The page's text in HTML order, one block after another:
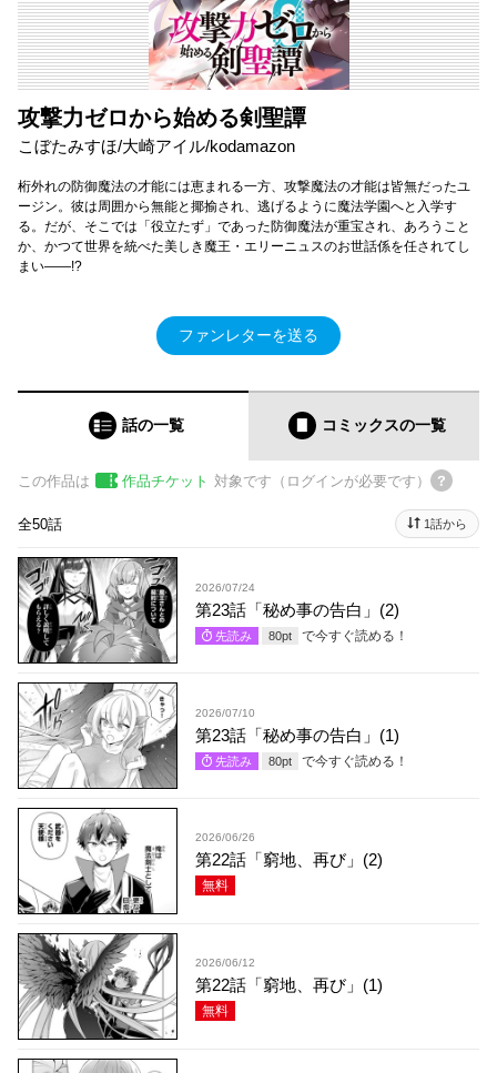
攻撃力ゼロから始める剣聖譚
こぼたみすほ/大崎アイル/kodamazon
桁外れの防御魔法の才能には恵まれる一方、攻撃魔法の才能は皆無だったユ
ージン。彼は周囲から無能と揶揄され、逃げるように魔法学園へと入学す
る。だが、そこでは「役立たず」であった防御魔法が重宝され、あろうこと
か、かつて世界を統べた美しき魔王・エリーニュスのお世話係を任されてし
まい――!?
ファンレターを送る
話の一覧 コミックスの一覧
この作品は 作品チケット 対象です（ログインが必要です）
全50話 1話から
2026/07/24
第23話「秘め事の告白」(2)
先読み 80pt で今すぐ読める！
2026/07/10
第23話「秘め事の告白」(1)
先読み 80pt で今すぐ読める！
2026/06/26
第22話「窮地、再び」(2)
無料
2026/06/12
第22話「窮地、再び」(1)
無料